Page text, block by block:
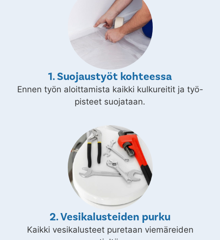
1. Suojaustyöt kohteessa
Ennen työn aloittamista kaikki kulkureitit ja työ-
pisteet suojataan.
2. Vesikalusteiden purku
Kaikki vesikalusteet puretaan viemäreiden